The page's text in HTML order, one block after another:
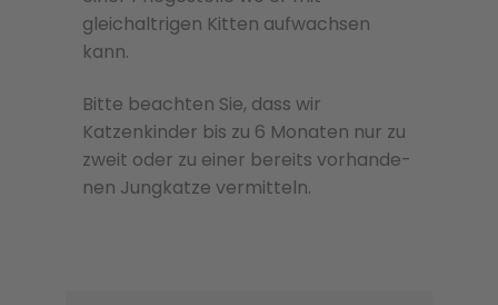
gleichaltrigen Kitten aufwachsen
kann.
Bitte beachten Sie, dass wir
Katzenkinder bis zu 6 Monaten nur zu
zweit oder zu einer bere­its vorhan­de­
nen Jungkatze ver­mit­teln.